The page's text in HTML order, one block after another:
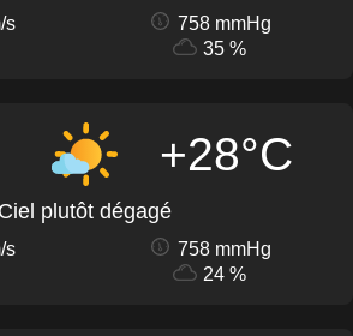
s
758 mmHg
35 %
+28°C
Ciel plutôt dégagé
s
758 mmHg
24 %